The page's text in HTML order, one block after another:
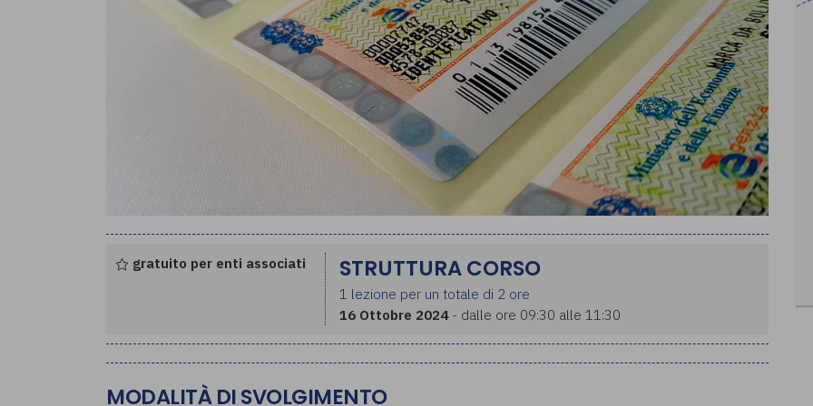
gratuito per enti associati STRUTTURA CORSO
1 lezione per un totale di 2 ore
16 Ottobre 2024- dalle ore 09:30 alle 11:30
MODALITÀ DI SVOLGIMENTO